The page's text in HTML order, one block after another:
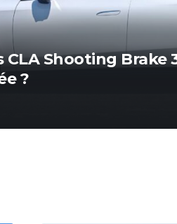
CLA Shooting Brake
?